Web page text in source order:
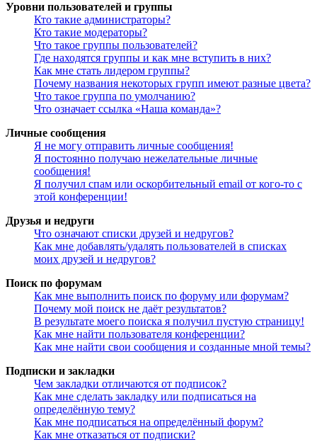
Уровни пользователей и группы
Кто такие администраторы?
Кто такие модераторы?
Что такое группы пользователей?
Где находятся группы и как мне вступить в них?
Как мне стать лидером группы?
Почему названия некоторых групп имеют разные цвета?
Что такое группа по умолчанию?
Что означает ссылка «Наша команда»?
Личные сообщения
Я не могу отправить личные сообщения!
Я постоянно получаю нежелательные личные
сообщения!
Я получил спам или оскорбительный email от кого-то с
этой конференции!
Друзья и недруги
Что означают списки друзей и недругов?
Как мне добавлять/удалять пользователей в списках
моих друзей и недругов?
Поиск по форумам
Как мне выполнить поиск по форуму или форумам?
Почему мой поиск не даёт результатов?
В результате моего поиска я получил пустую страницу!
Как мне найти пользователя конференции?
Как мне найти свои сообщения и созданные мной темы?
Подписки и закладки
Чем закладки отличаются от подписок?
Как мне сделать закладку или подписаться на
определённую тему?
Как мне подписаться на определённый форум?
Как мне отказаться от подписки?